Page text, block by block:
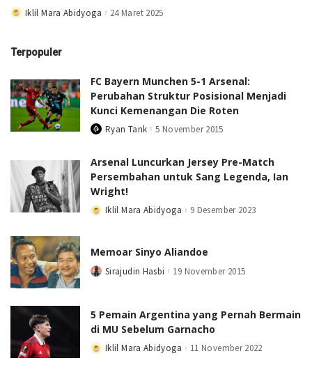
PostedIklil Mara Abidyoga 24 Maret 2025
Terpopuler
FC Bayern Munchen 5-1 Arsenal:
Perubahan Struktur Posisional Menjadi
Kunci Kemenangan Die Roten
PostedRyan Tank 5 November 2015
Arsenal Luncurkan Jersey Pre-Match
Persembahan untuk Sang Legenda, Ian
Wright!
PostedIklil Mara Abidyoga 9 Desember 2023
Memoar Sinyo Aliandoe
PostedSirajudin Hasbi 19 November 2015
5 Pemain Argentina yang Pernah Bermain
di MU Sebelum Garnacho
PostedIklil Mara Abidyoga 11 November 2022